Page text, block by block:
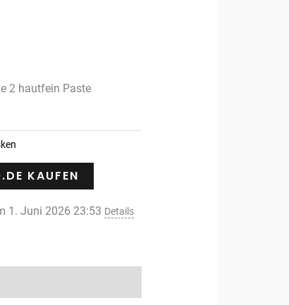
2 hautfein Paste
KAUFEN
1. Juni 2026 23:53 Details